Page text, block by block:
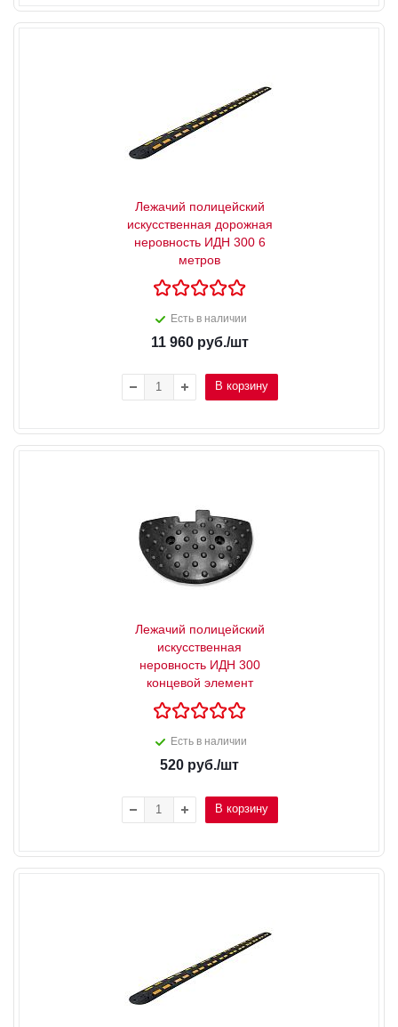
Лежачий полицейский
искусственная дорожная
неровность ИДН 300 6
метров
Есть в наличии
11 960руб./шт
В корзину
Лежачий полицейский
искусственная
неровность ИДН 300
концевой элемент
Есть в наличии
520 руб./шт
В корзину